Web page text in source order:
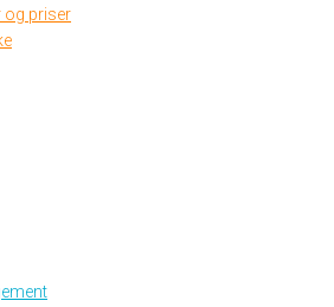
og priser